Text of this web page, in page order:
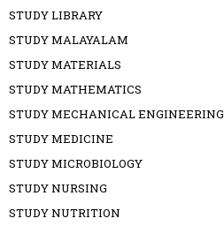
STUDY LIBRARY
STUDY MALAYALAM
STUDY MATERIALS
STUDY MATHEMATICS
STUDY MECHANICAL ENGINEERING
STUDY MEDICINE
STUDY MICROBIOLOGY
STUDY NURSING
STUDY NUTRITION